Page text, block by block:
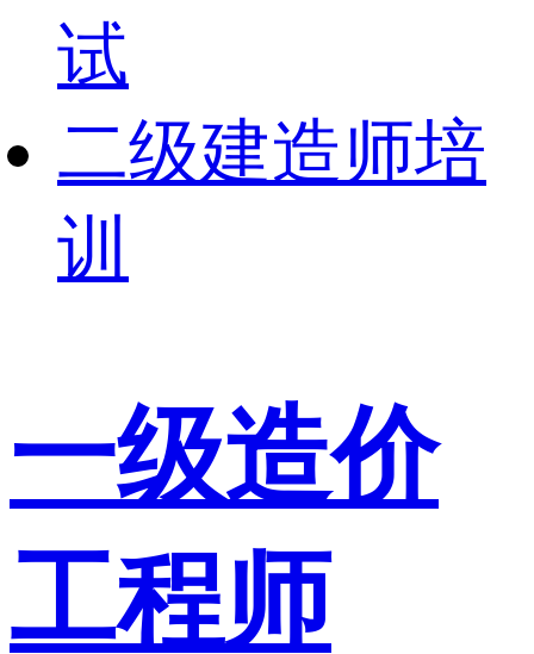
试
二级建造师培
训
一级造价
工程师